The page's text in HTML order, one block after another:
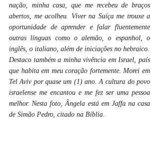
nação, minha casa, que me recebeu de braços
abertos, me acolheu. Viver na Suíça me trouxe a
oportunidade de aprender e falar fluentemente
outras línguas como o alemão, o espanhol, o
inglês, o italiano, além de iniciações no hebraico.
Destaco também a minha vivência em Israel, país
que habita em meu coração fortemente. Morei em
Tel Aviv por quase um (1) ano. A cultura do povo
israelense me encantou e me fez ser uma pessoa
melhor. Nesta foto, Ângela está em Jaffa na casa
de Simão Pedro, citado na Bíblia.